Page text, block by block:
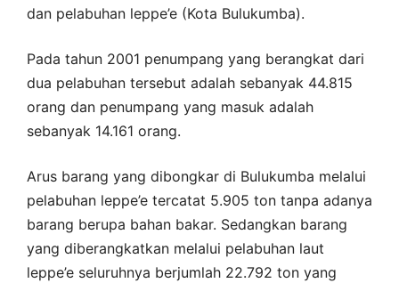
dan pelabuhan leppe’e (Kota Bulukumba).
Pada tahun 2001 penumpang yang berangkat dari
dua pelabuhan tersebut adalah sebanyak 44.815
orang dan penumpang yang masuk adalah
sebanyak 14.161 orang.
Arus barang yang dibongkar di Bulukumba melalui
pelabuhan leppe’e tercatat 5.905 ton tanpa adanya
barang berupa bahan bakar. Sedangkan barang
yang diberangkatkan melalui pelabuhan laut
leppe’e seluruhnya berjumlah 22.792 ton yang